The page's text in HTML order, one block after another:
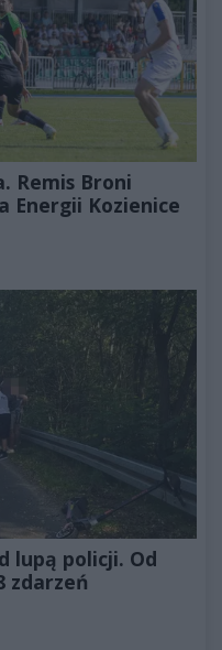
Remis Broni
Energii Kozienice
lupą policji. Od
zdarzeń